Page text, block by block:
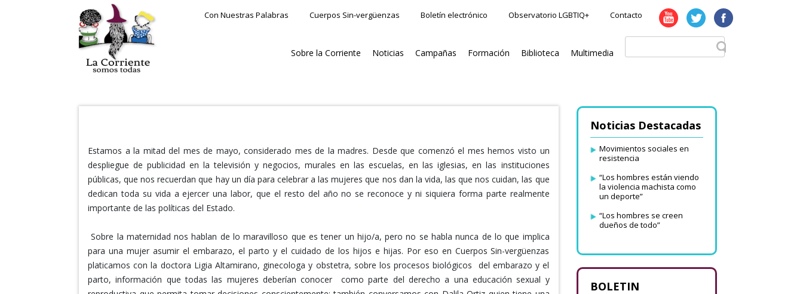
Con Nuestras Palabras Cuerpos Sin-vergüenzas Boletín electrónico Observatorio LGBTIQ+ Contacto
Sobre la Corriente Noticias Campañas Formación Biblioteca Multimedia
Estamos a la mitad del mes de mayo, considerado mes de la madres. Desde que comenzó el mes hemos visto un
despliegue de publicidad en la televisión y negocios, murales en las escuelas, en las iglesias, en las instituciones
públicas, que nos recuerdan que hay un día para celebrar a las mujeres que nos dan la vida, las que nos cuidan, las que
dedican toda su vida a ejercer una labor, que el resto del año no se reconoce y ni siquiera forma parte realmente
importante de las políticas del Estado.
Sobre la maternidad nos hablan de lo maravilloso que es tener un hijo/a, pero no se habla nunca de lo que implica
para una mujer asumir el embarazo, el parto y el cuidado de los hijos e hijas. Por eso en Cuerpos Sin-vergüenzas
platicamos con la doctora Ligia Altamirano, ginecologa y obstetra, sobre los procesos biológicos del embarazo y el
parto, información que todas las mujeres deberían conocer como parte del derecho a una educación sexual y
Noticias Destacadas
Movimientos sociales en
resistencia
“Los hombres están viendo
la violencia machista como
un deporte”
“Los hombres se creen
dueños de todo”
BOLETIN